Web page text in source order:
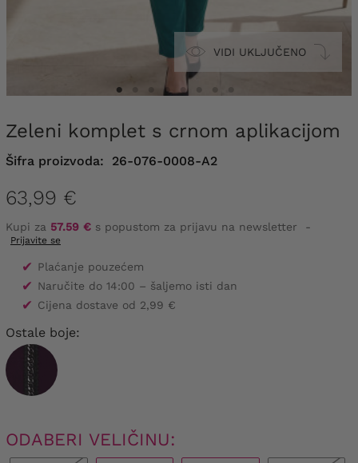
VIDI UKLJUČENO
Zeleni komplet s crnom aplikacijom
Šifra proizvoda: 26-076-0008-A2
63,99 €
Kupi za 57.59 € s popustom za prijavu na newsletter -
Prijavite se
✔ Plaćanje pouzećem
✔ Naručite do 14:00 – šaljemo isti dan
✔ Cijena dostave od 2,99 €
Ostale boje:
ODABERI VELIČINU: